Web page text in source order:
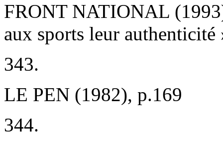
FRONT NATIONAL
aux sports leur authenticité
343.
LE PEN (1982), p.169
344.